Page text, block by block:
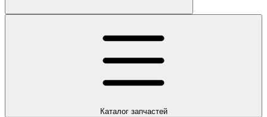
Каталогзапчастей